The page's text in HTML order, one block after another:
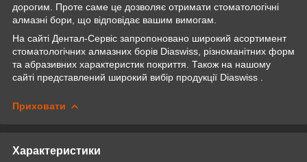
дорогим. Проте саме це дозволяє отримати стоматологічні
алмазні бори, що відповідає вашим вимогам.
На сайті Дентал-Сервіс запропоновано широкий асортимент
стоматологічних алмазних борів Diaswiss, різноманітних форм
та абразивних характеристик покриття. Також на нашому
сайті представлений широкий вибір продукції Diaswiss .
Приховати
Характеристики